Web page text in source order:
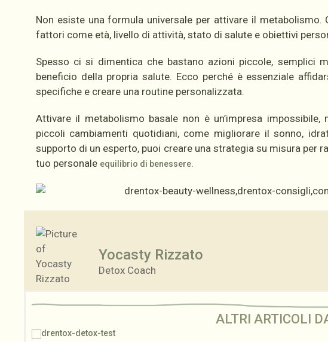
Non esiste una formula universale per attivare il metabolismo.
fattori come età, livello di attività, stato di salute e obiettivi
Spesso ci si dimentica che bastano azioni piccole, semplici
beneficio della propria salute. Ecco perché è essenziale
specifiche e creare una routine personalizzata.
Attivare il metabolismo basale non è un’impresa
piccoli cambiamenti quotidiani, come migliorare il sonno,
supporto di un esperto, puoi creare una strategia su misura per
tuo personale equilibrio di benessere.
Yocasty Rizzato
Detox Coach
ALTRI ARTICOLI